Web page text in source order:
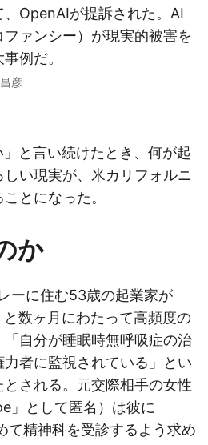
OpenAIが提訴された。AI
ァンシー）が現実的被害を
例だ。
彦
と言い続けたとき、何が起
い現実が、米カリフォルニ
とになった。
か
ーに住む53歳の起業家が
数ヶ月にわたって高頻度の
自分が睡眠時無呼吸症の治
者に監視されている」とい
される。元交際相手の女性
」として匿名）は彼に
て精神科を受診するよう求め